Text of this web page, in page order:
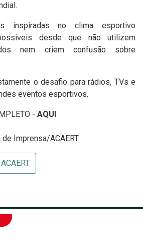
inspiradas no clima esportivo
desde que não utilizem
nem criem confusão sobre
o desafio para rádios, TVs e
eventos esportivos.
- AQUI
Imprensa/ACAERT